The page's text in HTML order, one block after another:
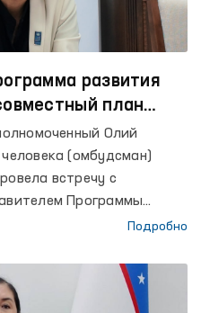
правоохранительных
массовойразвития
план
год
Олий
(омбудсман)
встречу с
Программы
в Узбекистане Акико
Подробно